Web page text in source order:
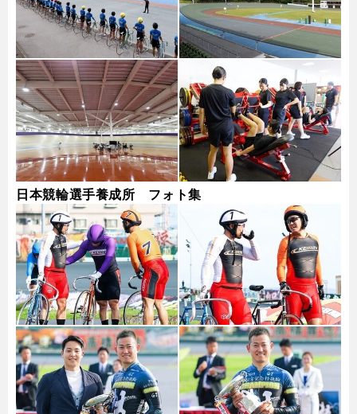
日本競輪選手養成所 フォト集